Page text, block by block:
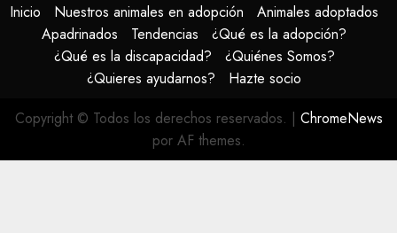
Inicio Nuestros animales en adopción
Animales adoptados
Apadrinados
Tendencias
¿Qué es la adopción?
¿Qué es la discapacidad?
¿Quiénes Somos?
¿Quieres ayudarnos?
Hazte socio
Copyright © Todos los derechos reservados. | ChromeNews
por AF themes.